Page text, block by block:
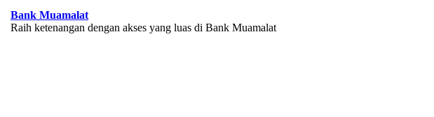
Bank Muamalat
Raih ketenangan dengan akses yang luas di Bank Muamalat